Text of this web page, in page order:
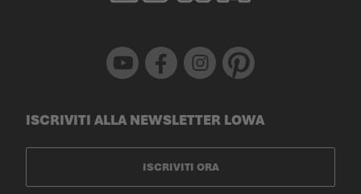
Youtube Facebook Instagram Pinterest
ISCRIVITI ALLA NEWSLETTER LOWA
ISCRIVITI ORA